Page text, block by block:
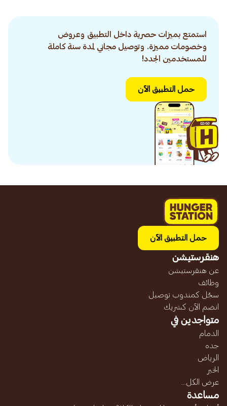
استمتع بميزات حصرية داخل التطبيق وعروض
وخصومات مميزة. وتوصيل مجاني لمدة سنة كاملة
للمستخدمين الجدد!
حمل التطبيق الآن
حمل التطبيق الآن
هنقرستيشن
عن هنقرستيشن
وظائف
سجّل كمندوب توصيل
انضم الآن كشريك
متواجدين في
الدمام
جده
الرياض
الخبر
عرض الكل...
مساعدة